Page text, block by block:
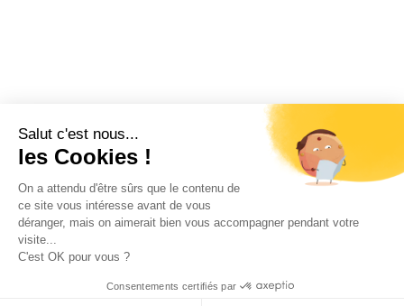
Salut c'est nous...
les Cookies !
On a attendu d'être sûrs que le contenu de
ce site vous intéresse avant de vous
déranger, mais on aimerait bien vous accompagner pendant votre
visite...
C'est OK pour vous ?
Consentements certifiés par